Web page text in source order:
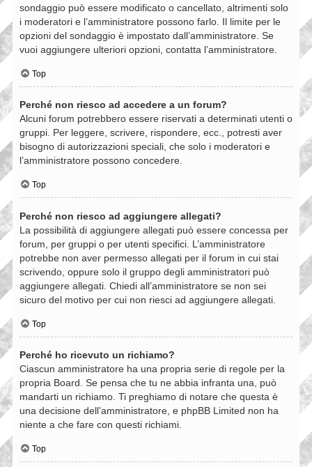
sondaggio può essere modificato o cancellato, altrimenti solo
i moderatori e l’amministratore possono farlo. Il limite per le
opzioni del sondaggio è impostato dall’amministratore. Se
vuoi aggiungere ulteriori opzioni, contatta l’amministratore.
Top
Perché non riesco ad accedere a un forum?
Alcuni forum potrebbero essere riservati a determinati utenti o
gruppi. Per leggere, scrivere, rispondere, ecc., potresti aver
bisogno di autorizzazioni speciali, che solo i moderatori e
l’amministratore possono concedere.
Top
Perché non riesco ad aggiungere allegati?
La possibilità di aggiungere allegati può essere concessa per
forum, per gruppi o per utenti specifici. L’amministratore
potrebbe non aver permesso allegati per il forum in cui stai
scrivendo, oppure solo il gruppo degli amministratori può
aggiungere allegati. Chiedi all’amministratore se non sei
sicuro del motivo per cui non riesci ad aggiungere allegati.
Top
Perché ho ricevuto un richiamo?
Ciascun amministratore ha una propria serie di regole per la
propria Board. Se pensa che tu ne abbia infranta una, può
mandarti un richiamo. Ti preghiamo di notare che questa è
una decisione dell’amministratore, e phpBB Limited non ha
niente a che fare con questi richiami.
Top